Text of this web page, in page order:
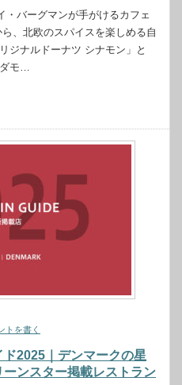
・バーグマンが手がけるカフェ
、北欧のスパイスを楽しめる自
ジナルドーナツ シナモン」と
ダモ…
トを書く
ド2025｜デンマークの星
ンスター掲載レストラン